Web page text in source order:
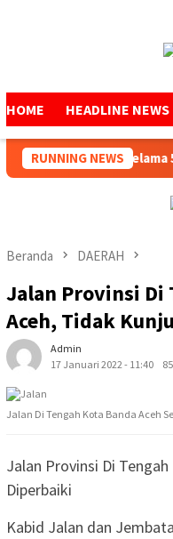
HOME HEADLINE NEWS
RUNNING NEWS
Amanah Selama 53
Beranda DAERAH
Jalan Provinsi Di
Aceh, Tidak
Admin
17 Januari 2022 - 11:40
Jalan Di Tengah Kota Banda Aceh
Jalan Provinsi Di
Diperbaiki
Kabid Jalan dan